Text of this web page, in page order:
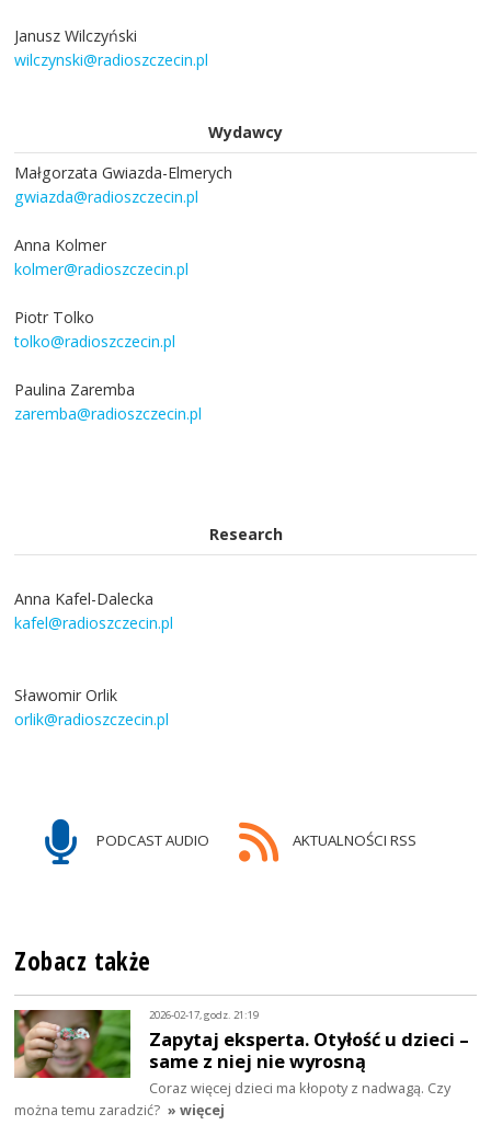
Janusz Wilczyński
wilczynski@radioszczecin.pl
Wydawcy
Małgorzata Gwiazda-Elmerych
gwiazda@radioszczecin.pl
Anna Kolmer
kolmer@radioszczecin.pl
Piotr Tolko
tolko@radioszczecin.pl
Paulina Zaremba
zaremba@radioszczecin.pl
Research
Anna Kafel-Dalecka
kafel@radioszczecin.pl
Sławomir Orlik
orlik@radioszczecin.pl
PODCAST AUDIO AKTUALNOŚCI RSS
Zobacz także
2026-02-17, godz. 21:19
Zapytaj eksperta. Otyłość u dzieci –
same z niej nie wyrosną
Coraz więcej dzieci ma kłopoty z nadwagą. Czy
można temu zaradzić? » więcej